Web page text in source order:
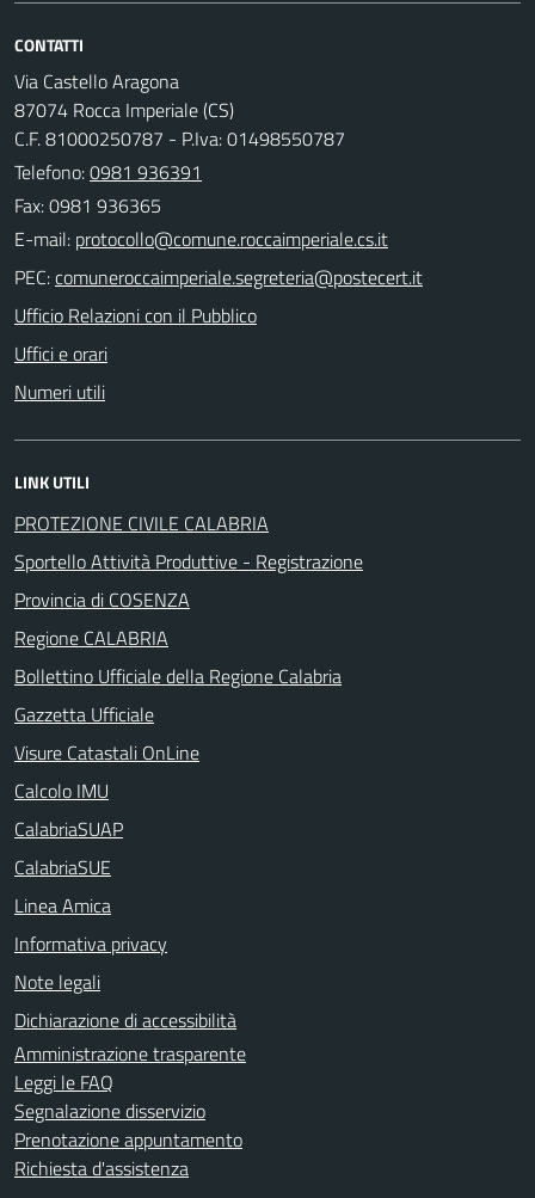
CONTATTI
Via Castello Aragona
87074 Rocca Imperiale (CS)
C.F. 81000250787 - P.Iva: 01498550787
Telefono:0981 936391
Fax: 0981 936365
E-mail:
PEC:
Ufficio Relazioni con il Pubblico
Uffici e orari
Numeri utili
LINK UTILI
PROTEZIONE CIVILE CALABRIA
Sportello Attività Produttive - Registrazione
Provincia di COSENZA
Regione CALABRIA
Bollettino Ufficiale della Regione Calabria
Gazzetta Ufficiale
Visure Catastali OnLine
Calcolo IMU
CalabriaSUAP
CalabriaSUE
Linea Amica
Informativa privacy
Note legali
Dichiarazione di accessibilità
Amministrazione trasparente
Leggi le FAQ
Segnalazione disservizio
Prenotazione appuntamento
Richiesta d'assistenza